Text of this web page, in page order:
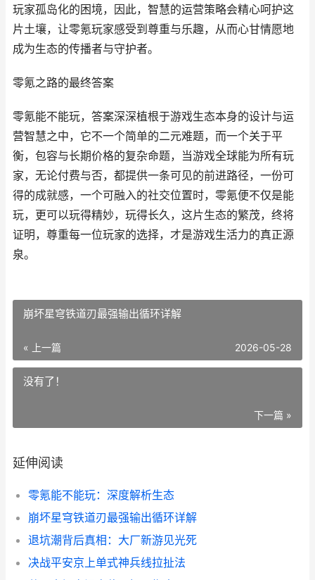
玩家孤岛化的困境，因此，智慧的运营策略会精心呵护这
片土壤，让零氪玩家感受到尊重与乐趣，从而心甘情愿地
成为生态的传播者与守护者。
零氪之路的最终答案
零氪能不能玩，答案深深植根于游戏生态本身的设计与运
营智慧之中，它不一个简单的二元难题，而一个关于平
衡，包容与长期价格的复杂命题，当游戏全球能为所有玩
家，无论付费与否，都提供一条可见的前进路径，一份可
得的成就感，一个可融入的社交位置时，零氪便不仅是能
玩，更可以玩得精妙，玩得长久，这片生态的繁茂，终将
证明，尊重每一位玩家的选择，才是游戏生活力的真正源
泉。
崩坏星穹铁道刃最强输出循环详解
« 上一篇 2026-05-28
没有了！
下一篇 »
延伸阅读
零氪能不能玩：深度解析生态
崩坏星穹铁道刃最强输出循环详解
退坑潮背后真相：大厂新游见光死
决战平安京上单式神兵线拉扯法